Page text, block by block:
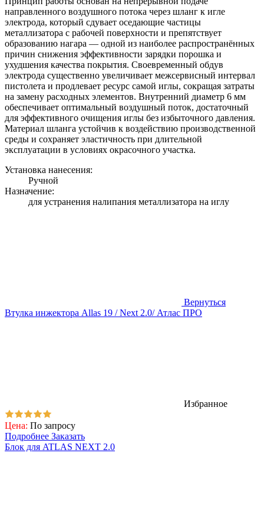
направленного воздушного потока через шланг к игле
электрода, который сдувает оседающие частицы
металлизатора с рабочей поверхности и препятствует
образованию нагара — одной из наиболее распространённых
причин снижения эффективности зарядки порошка и
ухудшения качества покрытия. Своевременный обдув
электрода существенно увеличивает межсервисный интервал
пистолета и продлевает ресурс самой иглы, сокращая затраты
на замену расходных элементов. Внутренний диаметр 6 мм
обеспечивает оптимальный воздушный поток, достаточный
для эффективного очищения иглы без избыточного давления.
Материал шланга устойчив к воздействию производственной
среды и сохраняет эластичность при длительной
эксплуатации в условиях окрасочного участка.
Установка нанесения:
Ручной
Назначение:
для устранения налипания металлизатора на иглу
Вернуться
Втулка инжектора Allas 19 / Next 2.0/ Атлас ПРО
Избранное
Цена: По запросу
Подробнее Заказать
Блок для ATLAS NEXT 2.0